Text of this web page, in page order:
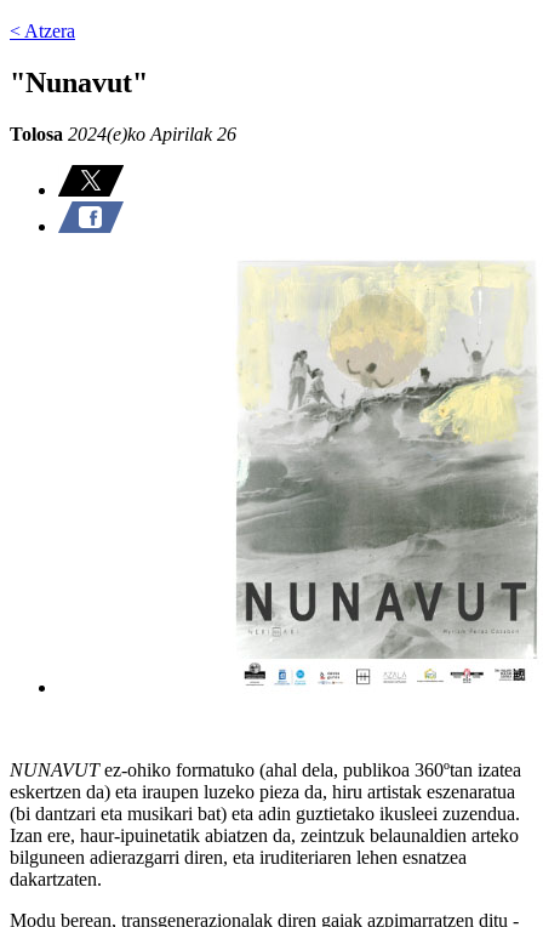
< Atzera
"Nunavut"
Tolosa 2024(e)ko Apirilak 26
NUNAVUTez-ohiko formatuko (ahal dela, publikoa 360ºtan izatea
eskertzen da) eta iraupen luzeko pieza da, hiru artistak eszenaratua
(bi dantzari eta musikari bat) eta adin guztietako ikusleei zuzendua.
Izan ere, haur-ipuinetatik abiatzen da, zeintzuk belaunaldien arteko
bilguneen adierazgarri diren, eta iruditeriaren lehen esnatzea
dakartzaten.
Modu berean, transgenerazionalak diren gaiak azpimarratzen ditu -